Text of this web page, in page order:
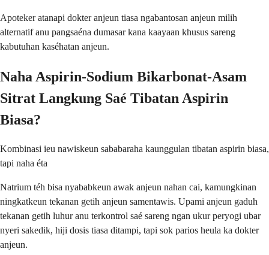
Apoteker atanapi dokter anjeun tiasa ngabantosan anjeun milih
alternatif anu pangsaéna dumasar kana kaayaan khusus sareng
kabutuhan kaséhatan anjeun.
Naha Aspirin-Sodium Bikarbonat-Asam
Sitrat Langkung Saé Tibatan Aspirin
Biasa?
Kombinasi ieu nawiskeun sababaraha kaunggulan tibatan aspirin biasa,
tapi naha éta
Natrium téh bisa nyababkeun awak anjeun nahan cai, kamungkinan
ningkatkeun tekanan getih anjeun samentawis. Upami anjeun gaduh
tekanan getih luhur anu terkontrol saé sareng ngan ukur peryogi ubar
nyeri sakedik, hiji dosis tiasa ditampi, tapi sok parios heula ka dokter
anjeun.